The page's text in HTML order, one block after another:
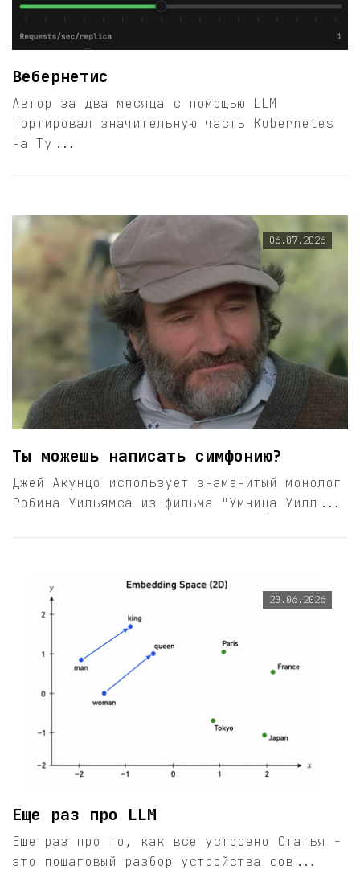
Вебернетис
Автор за два месяца с помощью LLM
портировал значительную часть Kubernetes
на Ty...
06.07.2026
Ты можешь написать симфонию?
Джей Акунцо использует знаменитый монолог
Робина Уильямса из фильма "Умница Уилл...
20.06.2026
Еще раз про LLM
Еще раз про то, как все устроено Статья -
это пошаговый разбор устройства сов...